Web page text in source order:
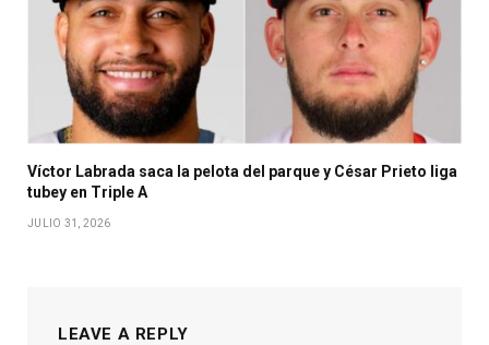
Víctor Labrada saca la pelota del parque y César Prieto liga
tubey en Triple A
JULIO 31, 2026
LEAVE A REPLY